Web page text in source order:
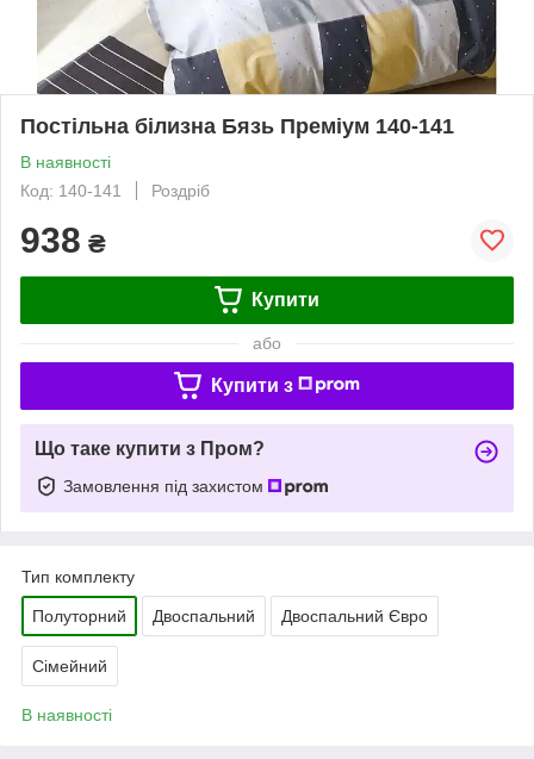
Постільна білизна Бязь Преміум 140-141
В наявності
Код: 140-141
Роздріб
938 ₴
Купити
або
Купити з
Що таке купити з Пром?
Замовлення під захистом
Тип комплекту
Полуторний Двоспальний Двоспальний Євро
Сімейний
В наявності